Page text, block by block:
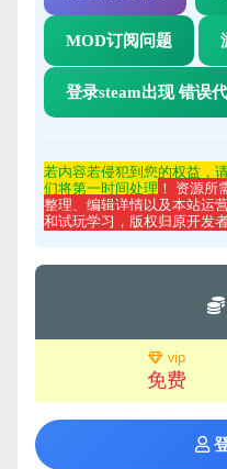
MOD订阅问题
登录steam出现 错误
若内容若侵犯到您的权益，
们将第一时间处理 ！ 资源所
整理、编辑详情以及本站运
和试玩学习，版权归原开发者
vip
免费